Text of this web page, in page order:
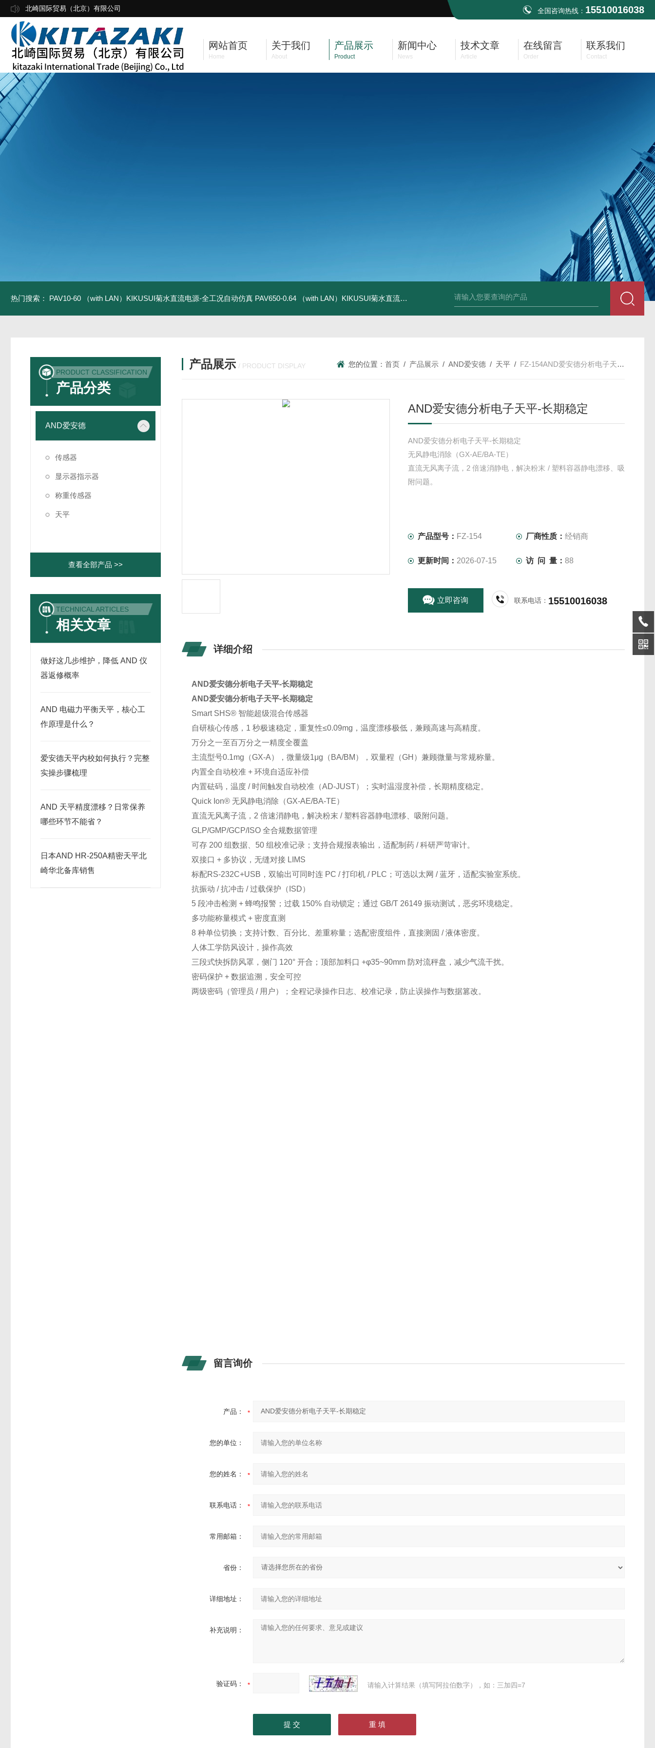
北崎国际贸易（北京）有限公司 全国咨询热线： 15510016038
网站首页
Home
关于我们
About
产品展示
Product
新闻中心
News
技术文章
Article
在线留言
Order
联系我们
Contact
热门搜索： PAV10-60 （with LAN）KIKUSUI菊水直流电源-全工况自动仿真 PAV650-0.64 （with LAN）KIKUSUI菊水直流电源-四象限节能测试 PAV320-1.3 （with LAN）KIKUSUI菊水直流电源-故障快
PRODUCT CLASSIFICATION
产品分类
AND爱安德
传感器
显示器指示器
称重传感器
天平
查看全部产品 >>
TECHNICAL ARTICLES
相关文章
做好这几步维护，降低 AND 仪
器返修概率
AND 电磁力平衡天平，核心工
作原理是什么？
爱安德天平内校如何执行？完整
实操步骤梳理
AND 天平精度漂移？日常保养
哪些环节不能省？
日本AND HR-250A精密天平北
崎华北备库销售
产品展示 / PRODUCT DISPLAY 您的位置：首页 / 产品展示 /AND爱安德 / 天平 / FZ-154AND爱安德分析电子天平-长期稳定
AND爱安德分析电子天平-长期稳定
AND爱安德分析电子天平-长期稳定
无风静电消除（GX-AE/BA-TE）
直流无风离子流，2 倍速消静电，解决粉末 / 塑料容器静电漂移、吸
附问题。
产品型号： FZ-154 厂商性质：经销商
更新时间： 2026-07-15 访 问 量：88
立即咨询 联系电话： 15510016038
详细介绍
AND爱安德分析电子天平-长期稳定
AND爱安德分析电子天平-长期稳定
Smart SHS® 智能超级混合传感器
自研核心传感，1 秒极速稳定，重复性≤0.09mg，温度漂移极低，兼顾高速与高精度。
万分之一至百万分之一精度全覆盖
主流型号0.1mg（GX-A），微量级1μg（BA/BM），双量程（GH）兼顾微量与常规称量。
内置全自动校准 + 环境自适应补偿
内置砝码，温度 / 时间触发自动校准（AD-JUST）；实时温湿度补偿，长期精度稳定。
Quick Ion® 无风静电消除（GX-AE/BA-TE）
直流无风离子流，2 倍速消静电，解决粉末 / 塑料容器静电漂移、吸附问题。
GLP/GMP/GCP/ISO 全合规数据管理
可存 200 组数据、50 组校准记录；支持合规报表输出，适配制药 / 科研严苛审计。
双接口 + 多协议，无缝对接 LIMS
标配RS-232C+USB，双输出可同时连 PC / 打印机 / PLC；可选以太网 / 蓝牙，适配实验室系统。
抗振动 / 抗冲击 / 过载保护（ISD）
5 段冲击检测 + 蜂鸣报警；过载 150% 自动锁定；通过 GB/T 26149 振动测试，恶劣环境稳定。
多功能称量模式 + 密度直测
8 种单位切换；支持计数、百分比、差重称量；选配密度组件，直接测固 / 液体密度。
人体工学防风设计，操作高效
三段式快拆防风罩，侧门 120° 开合；顶部加料口 +φ35~90mm 防对流秤盘，减少气流干扰。
密码保护 + 数据追溯，安全可控
两级密码（管理员 / 用户）；全程记录操作日志、校准记录，防止误操作与数据篡改。
留言询价
产品：
您的单位：
您的姓名：
联系电话：
常用邮箱：
省份：
详细地址：
补充说明：
验证码： 请输入计算结果（填写阿拉伯数字），如：三加四=7